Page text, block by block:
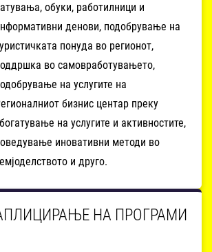
обуки, работилници и
денови, подобрување на
понуда во регионот,
во самовработувањето,
на услугите на
бизнис центар преку
на услугите и активностите,
иновативни методи во
и друго.
НА ПРОГРАМИ